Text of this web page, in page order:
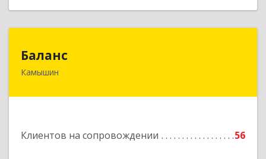
Баланс
Камышин
Клиентов на сопровождении 56
403876, Волгоградская обл, г.о. город Камышин,